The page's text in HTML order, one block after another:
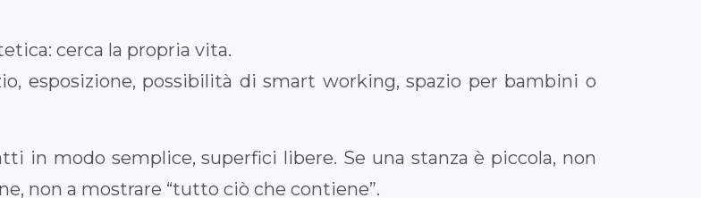
cerca la propria vita.
esposizione, possibilità di smart working, spazio per bambini o
in modo semplice, superfici libere. Se una stanza è piccola, non
non a mostrare “tutto ciò che contiene”.